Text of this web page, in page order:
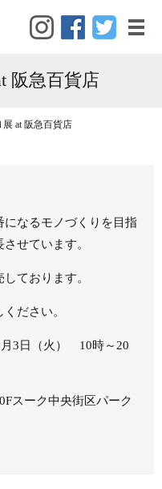
メ
阪急百貨店
展 at 阪急百貨店
なるモノづくりを目指
せています。
ております。
ださい。
月3日（火） 10時～20
スーク中央街区パーク